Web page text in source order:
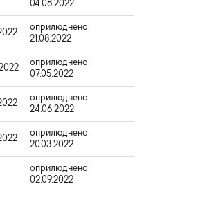
04.08.2022
оприлюднено:
21.08.2022
оприлюднено:
07.05.2022
оприлюднено:
24.06.2022
оприлюднено:
20.03.2022
оприлюднено:
02.09.2022